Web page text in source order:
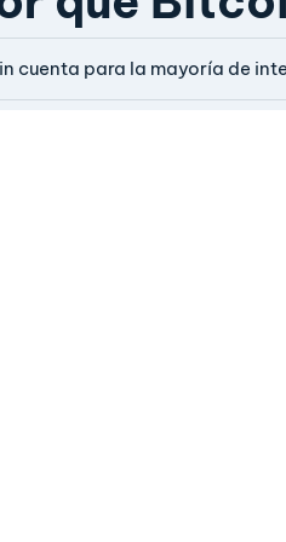
cuenta para la mayoría de